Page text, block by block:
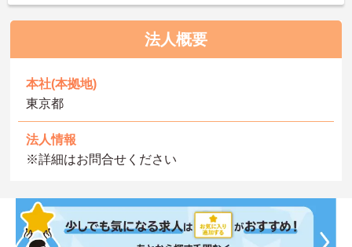
法人概要
本社(本拠地)
東京都
法人情報
※詳細はお問合せください